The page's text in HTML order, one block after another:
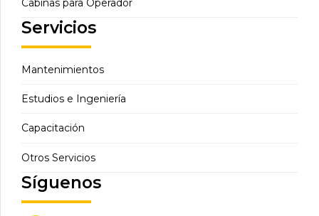
Cabinas para Operador
Servicios
Mantenimientos
Estudios e Ingeniería
Capacitación
Otros Servicios
Síguenos